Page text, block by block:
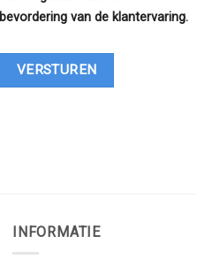
bevordering van de klantervaring.
INFORMATIE